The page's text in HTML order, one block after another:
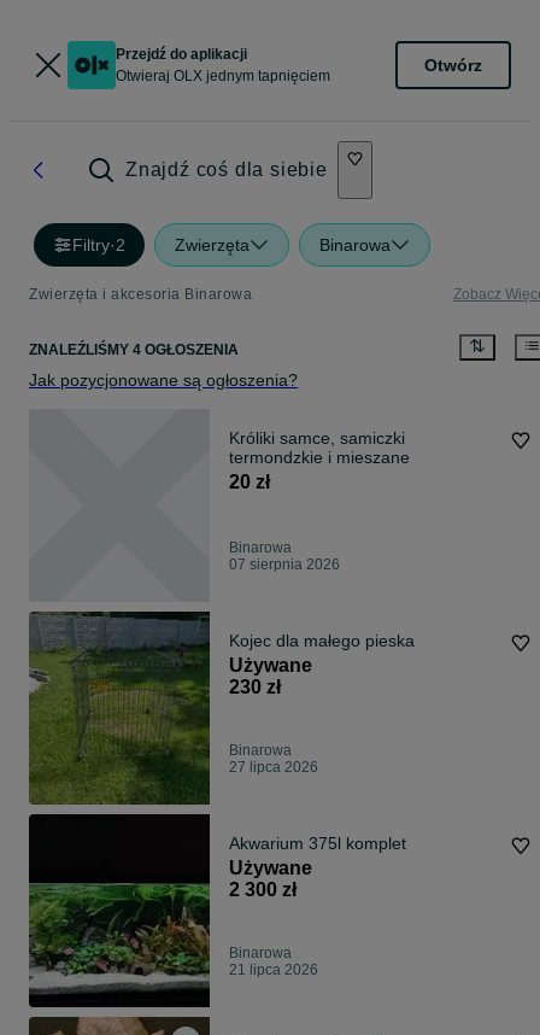
Przejdź do aplikacji
Otwieraj OLX jednym tapnięciem
Otwórz
Znajdź coś dla siebie
Filtry·2 Zwierzęta Binarowa
Zwierzęta i akcesoria Binarowa Zobacz
ZNALEŹLIŚMY 4 OGŁOSZENIA
Jak pozycjonowane są ogłoszenia?
Króliki samce, samiczki
termondzkie i mieszane
20 zł
Binarowa
07 sierpnia 2026
Kojec dla małego pieska
Używane
230 zł
Binarowa
27 lipca 2026
Akwarium 375l komplet
Używane
2 300 zł
Binarowa
21 lipca 2026